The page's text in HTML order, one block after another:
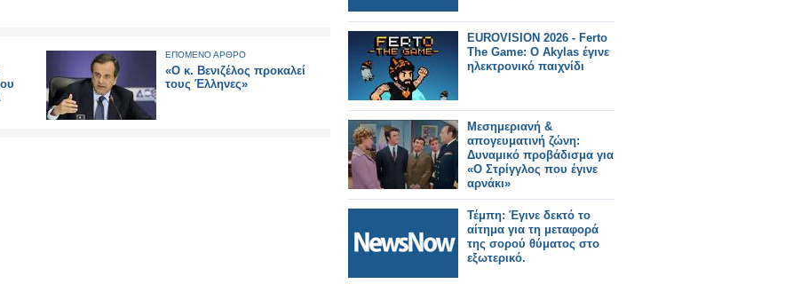
ΕΠΟΜΕΝΟ ΑΡΘΡΟ
«Ο κ. Βενιζέλος προκαλεί
τους Έλληνες»
EUROVISION 2026 - Ferto
The Game: Ο Akylas έγινε
ηλεκτρονικό παιχνίδι
Μεσημεριανή &
απογευματινή ζώνη:
Δυναμικό προβάδισμα για
«Ο Στρίγγλος που έγινε
αρνάκι»
Τέμπη: Έγινε δεκτό το
αίτημα για τη μεταφορά
της σορού θύματος στο
εξωτερικό.